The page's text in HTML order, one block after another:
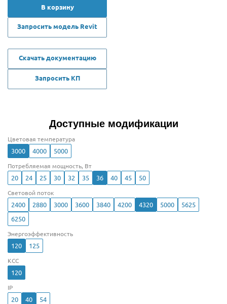
В корзину
Запросить модель Revit
Скачать документацию
Запросить КП
Доступные модификации
Цветовая температура
3000 4000 5000
Потребляемая мощность, Вт
20 24 25 30 32 35 36 40 45 50
Световой поток
2400 2880 3000 3600 3840 4200 4320 5000
5625
6250
Энергоэффективность
120 125
КСС
120
IP
20 40 54